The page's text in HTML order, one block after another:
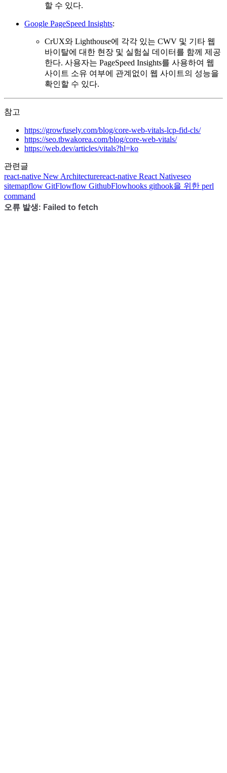
할 수 있다.
Google PageSpeed ​​Insights:
CrUX와 Lighthouse에 각각 있는 CWV 및 기타 웹
바이탈에 대한 현장 및 실험실 데이터를 함께 제공
한다. 사용자는 PageSpeed ​​Insights를 사용하여 웹
사이트 소유 여부에 관계없이 웹 사이트의 성능을
확인할 수 있다.
참고
https://growfusely.com/blog/core-web-vitals-lcp-fid-cls/
https://seo.tbwakorea.com/blog/core-web-vitals/
https://web.dev/articles/vitals?hl=ko
관련글
react-native New Architecturereact-native React Nativeseo
sitemapflow GitFlowflow GithubFlowhooks githook을 위한 perl
command